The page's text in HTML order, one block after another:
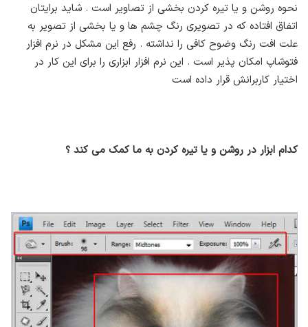
نحوه روشن و یا تیره کردن بخشی از تصاویر است . شاید برایتان
اتفاق افتاده که در تصویری رنگ چشم ها و یا بخشی از تصویر به
علت افت رنگ وضوح کافی را نداشته . رفع این مشکل در نرم افزار
فتوشاپ امکان پذیر است . این نرم افزار ابزاری را برای این کار در
اختیار کاربرانش قرار داده است
کدام ابزار در روشن و یا تیره کردن به ما کمک می کند ؟